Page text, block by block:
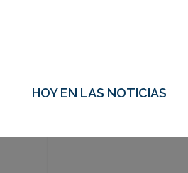
HOY EN LAS NOTICIAS